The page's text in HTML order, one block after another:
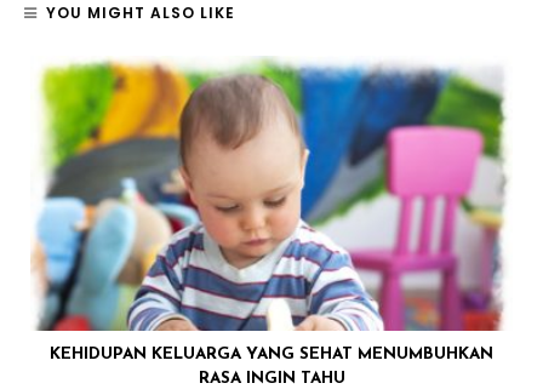
YOU MIGHT ALSO LIKE
KEHIDUPAN KELUARGA YANG SEHAT MENUMBUHKAN
RASA INGIN TAHU